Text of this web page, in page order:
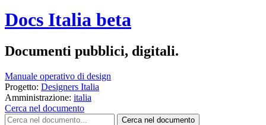
Docs Italia beta
Documenti pubblici, digitali.
Manuale operativo di design
Progetto: Designers Italia
Amministrazione: italia
Cerca nel documento
Cerca nel documento